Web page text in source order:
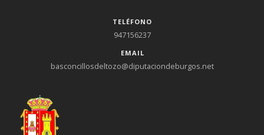
TELÉFONO
947156237
EMAIL
basconcillosdeltozo@diputaciondeburgos.net